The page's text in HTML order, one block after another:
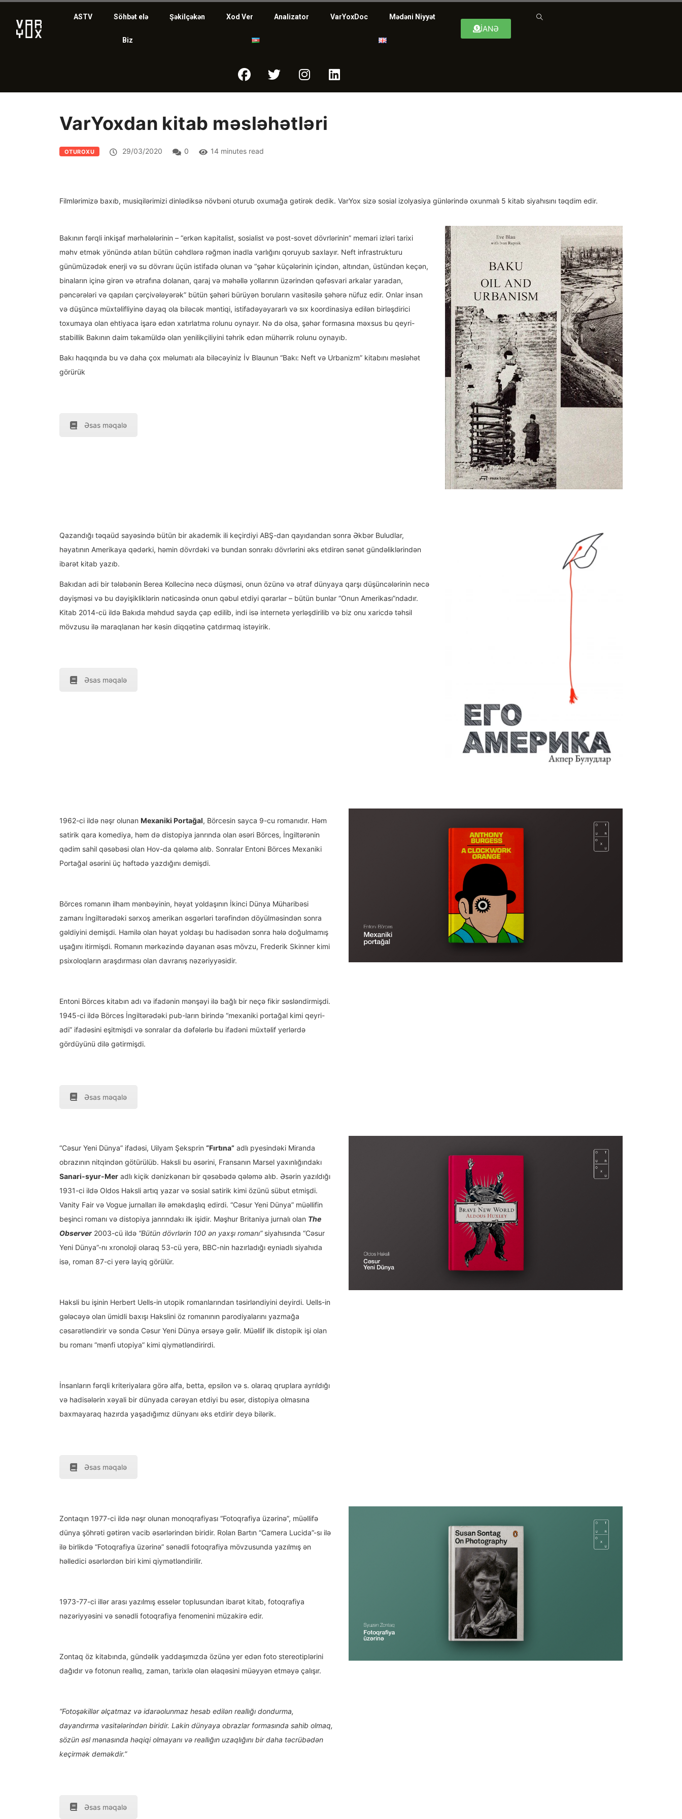
ASTV Söhbət elə Şəkilçəkən Xod Ver Analizator VarYoxDoc Mədəni Niyyət
Biz
İANƏ
VarYoxdan kitab məsləhətləri
OTUROXU 29/03/2020 0 14 minutes read
Filmlərimizə baxıb, musiqilərimizi dinlədiksə növbəni oturub oxumağa gətirək dedik. VarYox sizə sosial izolyasiya günlərində oxunmalı 5 kitab siyahısını təqdim edir.
Bakının fərqli inkişaf mərhələlərinin – “erkən kapitalist, sosialist və post-sovet dövrlərinin” memari izləri tarixi
məhv etmək yönündə atılan bütün cəhdlərə rəğmən inadla varlığını qoruyub saxlayır. Neft infrastrukturu
günümüzədək enerji və su dövranı üçün istifadə olunan və “şəhər küçələrinin içindən, altından, üstündən keçən,
binaların içinə girən və ətrafına dolanan, qaraj və məhəllə yollarının üzərindən qəfəsvari arkalar yaradan,
pəncərələri və qapıları çərçivələyərək” bütün şəhəri bürüyən boruların vasitəsilə şəhərə nüfuz edir. Onlar insan
və düşüncə müxtəlifliyinə dayaq ola biləcək məntiqi, istifadəyəyararlı və sıx koordinasiya edilən birləşdirici
toxumaya olan ehtiyaca işarə edən xatırlatma rolunu oynayır. Nə də olsa, şəhər formasına məxsus bu qeyri-
stabillik Bakının daim təkamüldə olan yenilikçiliyini təhrik edən mühərrik rolunu oynayıb.
Bakı haqqında bu və daha çox məlumatı ala biləcəyiniz İv Blaunun “Bakı: Neft və Urbanizm” kitabını məsləhət
görürük
Əsas məqalə
Qazandığı təqaüd sayəsində bütün bir akademik ili keçirdiyi ABŞ-dan qayıdandan sonra Əkbər Buludlar,
həyatının Amerikaya qədərki, həmin dövrdəki və bundan sonrakı dövrlərini əks etdirən sənət gündəliklərindən
ibarət kitab yazıb.
Bakıdan adi bir tələbənin Berea Kollecinə necə düşməsi, onun özünə və ətraf dünyaya qarşı düşüncələrinin necə
dəyişməsi və bu dəyişikliklərin nəticəsində onun qəbul etdiyi qərarlar – bütün bunlar “Onun Amerikası”ndadır.
Kitab 2014-cü ildə Bakıda məhdud sayda çap edilib, indi isə internetə yerləşdirilib və biz onu xaricdə təhsil
mövzusu ilə maraqlanan hər kəsin diqqətinə çatdırmaq istəyirik.
Əsas məqalə
1962-ci ildə nəşr olunan Mexaniki Portağal, Börcesin sayca 9-cu romanıdır. Həm
satirik qara komediya, həm də distopiya janrında olan əsəri Börces, İngiltərənin
qədim sahil qəsəbəsi olan Hov-da qələmə alıb. Sonralar Entoni Börces Mexaniki
Portağal əsərini üç həftədə yazdığını demişdi.
Börces romanın ilham mənbəyinin, həyat yoldaşının İkinci Dünya Müharibəsi
zamanı İngiltərədəki sərxoş amerikan əsgərləri tərəfindən döyülməsindən sonra
gəldiyini demişdi. Hamilə olan həyat yoldaşı bu hadisədən sonra hələ doğulmamış
uşağını itirmişdi. Romanın mərkəzində dayanan əsas mövzu, Frederik Skinner kimi
psixoloqların araşdırması olan davranış nəzəriyyəsidir.
Entoni Börces kitabın adı və ifadənin mənşəyi ilə bağlı bir neçə fikir səsləndirmişdi.
1945-ci ildə Börces İngiltərədəki pub-ların birində “mexaniki portağal kimi qeyri-
adi” ifadəsini eşitmişdi və sonralar da dəfələrlə bu ifadəni müxtəlif yerlərdə
gördüyünü dilə gətirmişdi.
Əsas məqalə
“Cəsur Yeni Dünya” ifadəsi, Uilyam Şeksprin “Fırtına” adlı pyesindəki Miranda
obrazının nitqindən götürülüb. Haksli bu əsərini, Fransanın Marsel yaxınlığındakı
Sanari-syur-Mer adlı kiçik dənizkənarı bir qəsəbədə qələmə alıb. Əsərin yazıldığı
1931-ci ildə Oldos Haksli artıq yazar və sosial satirik kimi özünü sübut etmişdi.
Vanity Fair və Vogue jurnalları ilə əməkdaşlıq edirdi. “Cəsur Yeni Dünya” müəllifin
beşinci romanı və distopiya janrındakı ilk işidir. Məşhur Britaniya jurnalı olan The
Observer 2003-cü ildə “Bütün dövrlərin 100 ən yaxşı romanı” siyahısında “Cəsur
Yeni Dünya”-nı xronoloji olaraq 53-cü yerə, BBC-nin hazırladığı eyniadlı siyahıda
isə, roman 87-ci yerə layiq görülür.
Haksli bu işinin Herbert Uells-in utopik romanlarından təsirləndiyini deyirdi. Uells-in
gələcəyə olan ümidli baxışı Hakslini öz romanının parodiyalarını yazmağa
cəsarətləndirir və sonda Cəsur Yeni Dünya ərsəyə gəlir. Müəllif ilk distopik işi olan
bu romanı “mənfi utopiya” kimi qiymətləndirirdi.
İnsanların fərqli kriteriyalara görə alfa, betta, epsilon və s. olaraq qruplara ayrıldığı
və hadisələrin xəyali bir dünyada cərəyan etdiyi bu əsər, distopiya olmasına
baxmayaraq hazırda yaşadığımız dünyanı əks etdirir deyə bilərik.
Əsas məqalə
Zontaqın 1977-ci ildə nəşr olunan monoqrafiyası “Fotoqrafiya üzərinə”, müəllifə
dünya şöhrəti gətirən vacib əsərlərindən biridir. Rolan Bartın “Camera Lucida”-sı ilə
ilə birlikdə “Fotoqrafiya üzərinə” sənədli fotoqrafiya mövzusunda yazılmış ən
həlledici əsərlərdən biri kimi qiymətləndirilir.
1973-77-ci illər arası yazılmış esselər toplusundan ibarət kitab, fotoqrafiya
nəzəriyyəsini və sənədli fotoqrafiya fenomenini müzakirə edir.
Zontaq öz kitabında, gündəlik yaddaşımızda özünə yer edən foto stereotiplərini
dağıdır və fotonun reallıq, zaman, tarixlə olan əlaqəsini müəyyən etməyə çalışır.
“Fotoşəkillər əlçatmaz və idarəolunmaz hesab edilən reallığı dondurma,
dayandırma vasitələrindən biridir. Lakin dünyaya obrazlar formasında sahib olmaq,
sözün əsl mənasında həqiqi olmayanı və reallığın uzaqlığını bir daha təcrübədən
keçirmək deməkdir.”
Əsas məqalə